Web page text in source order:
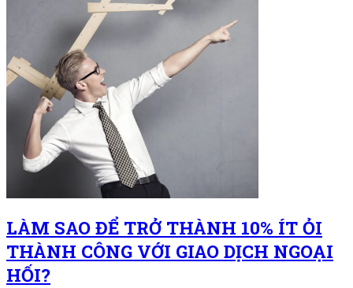
LÀM SAO ĐỂ TRỞ THÀNH 10% ÍT ỎI
THÀNH CÔNG VỚI GIAO DỊCH NGOẠI
HỐI?